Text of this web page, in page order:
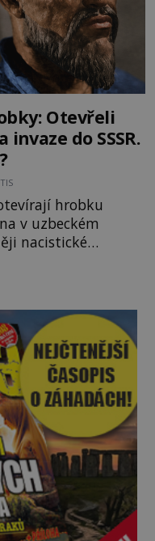
Otevřeli
do SSSR.
hrobku
v uzbeckém
nacistické
a napadá
zarážející, že se
jde jen o fascinující